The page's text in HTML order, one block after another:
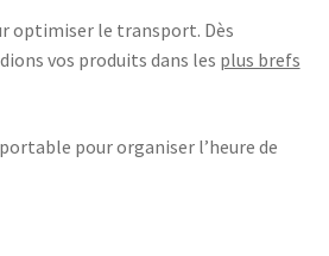
optimiser le transport. Dès
vos produits dans les plus brefs
pour organiser l’heure de